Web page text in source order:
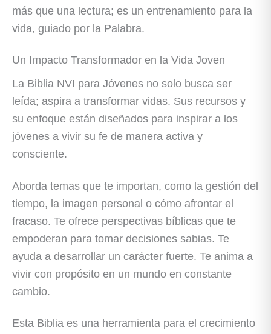
más que una lectura; es un entrenamiento para la
vida, guiado por la Palabra.
Un Impacto Transformador en la Vida Joven
La Biblia NVI para Jóvenes no solo busca ser
leída; aspira a transformar vidas. Sus recursos y
su enfoque están diseñados para inspirar a los
jóvenes a vivir su fe de manera activa y
consciente.
Aborda temas que te importan, como la gestión del
tiempo, la imagen personal o cómo afrontar el
fracaso. Te ofrece perspectivas bíblicas que te
empoderan para tomar decisiones sabias. Te
ayuda a desarrollar un carácter fuerte. Te anima a
vivir con propósito en un mundo en constante
cambio.
Esta Biblia es una herramienta para el crecimiento